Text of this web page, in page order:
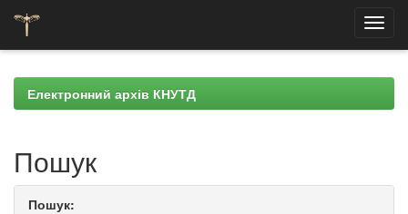
navigationЕлектронний архів КНУТД
Пошук
Пошук: